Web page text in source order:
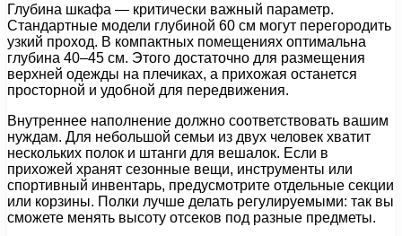
Глубина шкафа — критически важный параметр.
Стандартные модели глубиной 60 см могут перегородить
узкий проход. В компактных помещениях оптимальна
глубина 40–45 см. Этого достаточно для размещения
верхней одежды на плечиках, а прихожая останется
просторной и удобной для передвижения.
Внутреннее наполнение должно соответствовать вашим
нуждам. Для небольшой семьи из двух человек хватит
нескольких полок и штанги для вешалок. Если в
прихожей хранят сезонные вещи, инструменты или
спортивный инвентарь, предусмотрите отдельные секции
или корзины. Полки лучше делать регулируемыми: так вы
сможете менять высоту отсеков под разные предметы.